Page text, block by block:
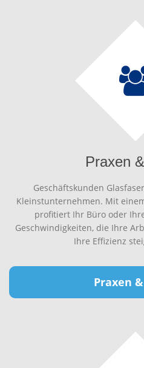
Praxen
Geschäftskunden
Kleinstunternehmen. Mit
profitiert Ihr Büro oder
Geschwindigkeiten, die Ihre
Ihre Effizienz
Praxen